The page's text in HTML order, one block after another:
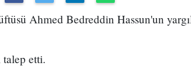
Ahmed Bedreddin Hassun'un
talep etti.